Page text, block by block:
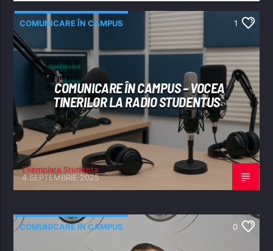
COMUNICARE ÎN CAMPUS 1
COMUNICARE ÎN CAMPUS – VOCEA
TINERILOR LA RADIO STUDENTUS
Exemplara Studenta
4 SEPTEMBRIE 2025
COMUNICARE ÎN CAMPUS 0